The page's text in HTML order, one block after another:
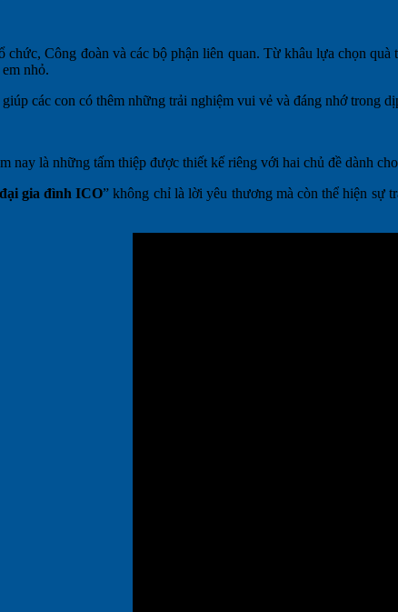
Công đoàn và các bộ phận liên quan. Từ khâu lựa chọn
nhỏ.
các con có thêm những trải nghiệm vui vẻ và đáng nhớ trong
nay là những tấm thiệp được thiết kế riêng với hai chủ đề dành
gia đình ICO” không chỉ là lời yêu thương mà còn thể hiện sự